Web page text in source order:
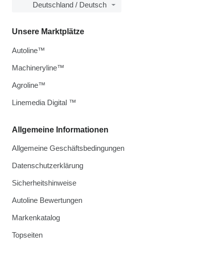
Deutschland / Deutsch
Allgemeine Informationen
Allgemeine Geschäftsbedingungen
Datenschutzerklärung
Sicherheitshinweise
Autoline Bewertungen
Markenkatalog
Topseiten
Unsere Marktplätze
Autoline™
Machineryline™
Agroline™
Linemedia Digital ™